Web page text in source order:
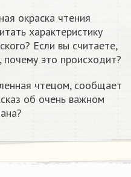
окраска чтения
характеристику
Если вы считаете,
это происходит?
чтецом, сообщает
об очень важном